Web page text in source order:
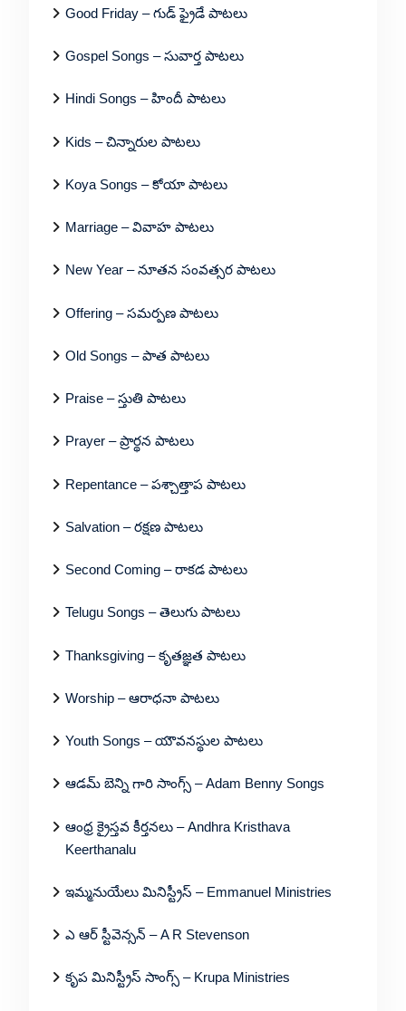
Good Friday – గుడ్ ఫ్రైడే పాటలు
Gospel Songs – సువార్త పాటలు
Hindi Songs – హిందీ పాటలు
Kids – చిన్నారుల పాటలు
Koya Songs – కోయా పాటలు
Marriage – వివాహ పాటలు
New Year – నూతన సంవత్సర పాటలు
Offering – సమర్పణ పాటలు
Old Songs – పాత పాటలు
Praise – స్తుతి పాటలు
Prayer – ప్రార్థన పాటలు
Repentance – పశ్చాత్తాప పాటలు
Salvation – రక్షణ పాటలు
Second Coming – రాకడ పాటలు
Telugu Songs – తెలుగు పాటలు
Thanksgiving – కృతజ్ఞత పాటలు
Worship – ఆరాధనా పాటలు
Youth Songs – యౌవనస్థుల పాటలు
ఆడమ్ బెన్ని గారి సాంగ్స్ – Adam Benny Songs
ఆంధ్ర క్రైస్తవ కీర్తనలు – Andhra Kristhava
Keerthanalu
ఇమ్మనుయేలు మినిస్ట్రీస్ – Emmanuel Ministries
ఎ ఆర్ స్టీవెన్సన్ – A R Stevenson
కృప మినిస్ట్రీస్ సాంగ్స్ – Krupa Ministries